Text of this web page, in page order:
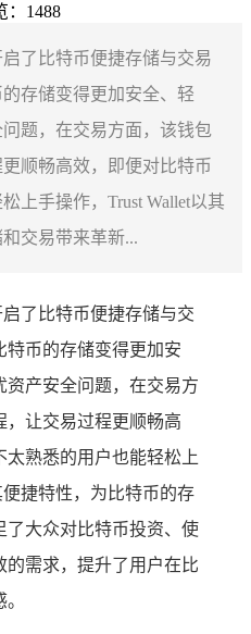
：1488
启了比特币便捷存储与交易
存储变得更加安全、轻
题，在交易方面，该钱包
顺畅高效，即便对比特币
上手操作，Trust Wallet以其
交易带来革新...
启了比特币便捷存储与交
特币的存储变得更加安
产安全问题，在交易方
，让交易过程更顺畅高
熟悉的用户也能轻松上
便捷特性，为比特币的存
了大众对比特币投资、使
的需求，提升了用户在比